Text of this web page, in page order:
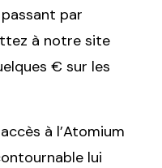
par
à notre site
€ sur les
à l’Atomium
lui